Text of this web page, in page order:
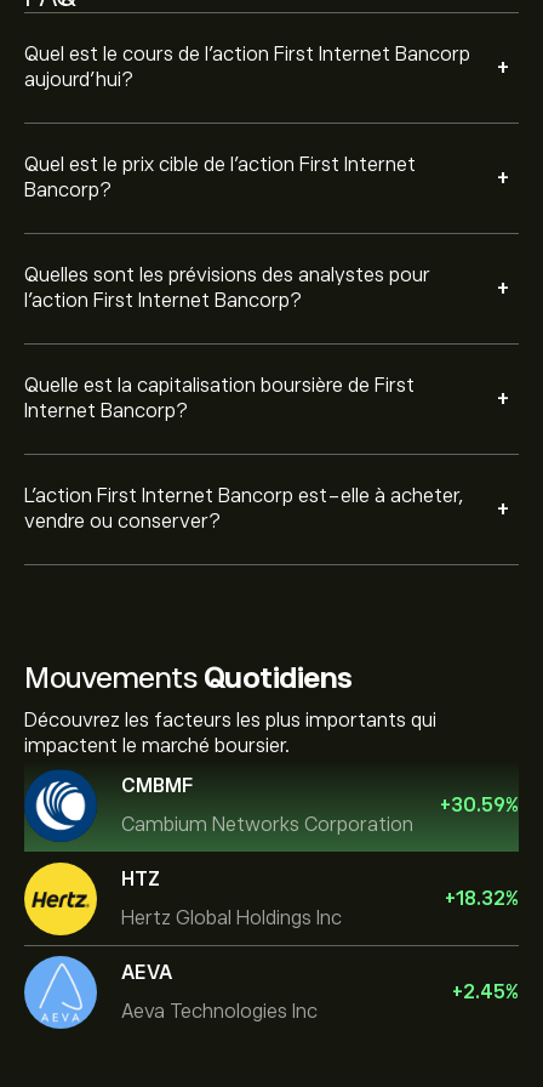
Quel est le cours de l'action First Internet Bancorp
aujourd'hui?
+
Quel est le prix cible de l'action First Internet
Bancorp?
+
Quelles sont les prévisions des analystes pour
l'action First Internet Bancorp?
+
Quelle est la capitalisation boursière de First
Internet Bancorp?
+
L’action First Internet Bancorp est-elle à acheter,
vendre ou conserver?
+
consensus général est Achat modéré.
Mouvements Quotidiens
Découvrez les facteurs les plus importants qui
impactent le marché boursier.
CMBMF
Cambium Networks Corporation
+30.59%
HTZ
Hertz Global Holdings Inc
+18.32%
AEVA
Aeva Technologies Inc
+2.45%